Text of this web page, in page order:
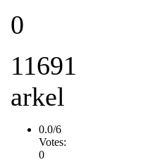
0
11691
arkel
0.0/6
Votes:
0